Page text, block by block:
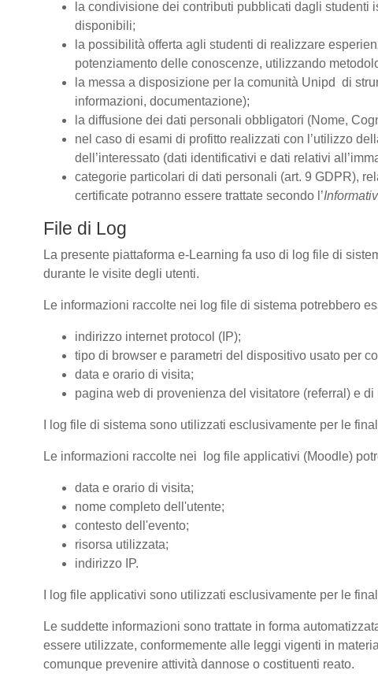
la condivisione dei contributi pubblicati dagli studenti
disponibili;
la possibilità offerta agli studenti di realizzare
potenziamento delle conoscenze, utilizzando
la messa a disposizione per la comunità Unipd di
informazioni, documentazione);
la diffusione dei dati personali obbligatori (Nome,
nel caso di esami di profitto realizzati con l’utilizzo
dell’interessato (dati identificativi e dati relativi
categorie particolari di dati personali (art. 9 GDPR),
certificate potranno essere trattate secondo l’
File di Log
La presente piattaforma e-Learning fa uso di log file di
durante le visite degli utenti.
Le informazioni raccolte nei log file di sistema potrebbero
indirizzo internet protocol (IP);
tipo di browser e parametri del dispositivo usato per
data e orario di visita;
pagina web di provenienza del visitatore (referral) e di
I log file di sistema sono utilizzati esclusivamente per le
Le informazioni raccolte nei log file applicativi (Moodle)
data e orario di visita;
nome completo dell'utente;
contesto dell'evento;
risorsa utilizzata;
indirizzo IP.
I log file applicativi sono utilizzati esclusivamente per le
Le suddette informazioni sono trattate in forma
essere utilizzate, conformemente alle leggi vigenti in
comunque prevenire attività dannose o costituenti reato.